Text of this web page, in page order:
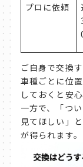
プロに依頼
ご自身で交換
車種ごとに位
しておくと安心
一方で、「つ
見てほしい」
が得られます。